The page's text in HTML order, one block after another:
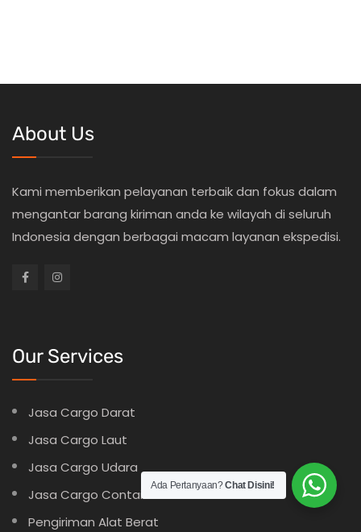
About Us
Kami memberikan pelayanan terbaik dan fokus dalam
mengantar barang kiriman anda ke wilayah di seluruh
Indonesia dengan berbagai macam layanan ekspedisi.
Our Services
Jasa Cargo Darat
Jasa Cargo Laut
Jasa Cargo Udara
Jasa Cargo Container
Pengiriman Alat Berat
Ada Pertanyaan?Chat Disini!